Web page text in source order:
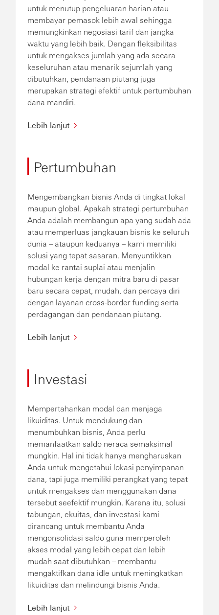
untuk menutup pengeluaran harian atau
membayar pemasok lebih awal sehingga
memungkinkan negosiasi tarif dan jangka
waktu yang lebih baik. Dengan fleksibilitas
untuk mengakses jumlah yang ada secara
keseluruhan atau menarik sejumlah yang
dibutuhkan, pendanaan piutang juga
merupakan strategi efektif untuk pertumbuhan
dana mandiri.
Lebih lanjut
Pertumbuhan
Mengembangkan bisnis Anda di tingkat lokal
maupun global. Apakah strategi pertumbuhan
Anda adalah membangun apa yang sudah ada
atau memperluas jangkauan bisnis ke seluruh
dunia – ataupun keduanya – kami memiliki
solusi yang tepat sasaran. Menyuntikkan
modal ke rantai suplai atau menjalin
hubungan kerja dengan mitra baru di pasar
baru secara cepat, mudah, dan percaya diri
dengan layanan cross-border funding serta
perdagangan dan pendanaan piutang.
Lebih lanjut
Investasi
Mempertahankan modal dan menjaga
likuiditas. Untuk mendukung dan
menumbuhkan bisnis, Anda perlu
memanfaatkan saldo neraca semaksimal
mungkin. Hal ini tidak hanya mengharuskan
Anda untuk mengetahui lokasi penyimpanan
dana, tapi juga memiliki perangkat yang tepat
untuk mengakses dan menggunakan dana
tersebut seefektif mungkin. Karena itu, solusi
tabungan, ekuitas, dan investasi kami
dirancang untuk membantu Anda
mengonsolidasi saldo guna memperoleh
akses modal yang lebih cepat dan lebih
mudah saat dibutuhkan – membantu
mengaktifkan dana idle untuk meningkatkan
likuiditas dan melindungi bisnis Anda.
Lebih lanjut